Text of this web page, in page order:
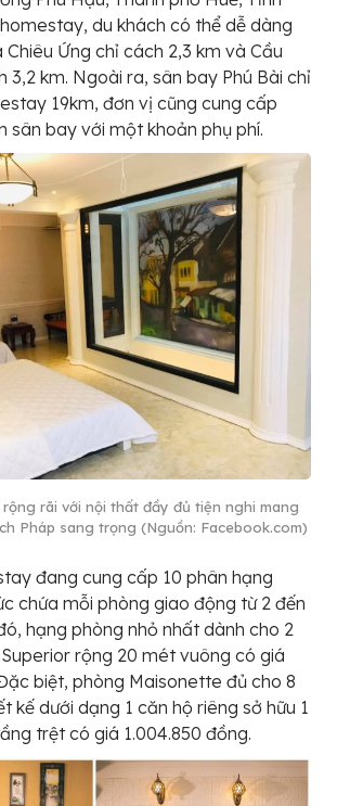
du khách có thể dễ dàng
Ứng chỉ cách 2,3 km và Cầu
3,2 km. Ngoài ra, sân bay Phú Bài chỉ
19km, đơn vị cũng cung cấp
sân bay với một khoản phụ phí.
rãi với nội thất đầy đủ tiện nghi mang
Pháp sang trọng (Nguồn: Facebook.com)
đang cung cấp 10 phân hạng
chứa mỗi phòng giao động từ 2 đến
hạng phòng nhỏ nhất dành cho 2
rộng 20 mét vuông có giá
biệt, phòng Maisonette đủ cho 8
kế dưới dạng 1 căn hộ riêng sở hữu 1
trệt có giá 1.004.850 đồng.